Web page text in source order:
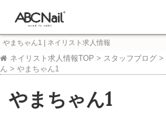
やまちゃん1 | ネイリスト求人情報
ネイリスト求人情報TOP > スタッフブログ >
ん > やまちゃん1
やまちゃん1